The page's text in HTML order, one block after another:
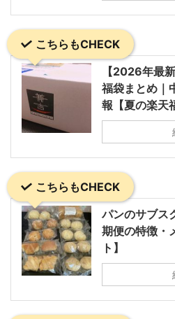
こちらもCHECK
【2026年最
福袋まとめ｜
報【夏の楽天
こちらもCHECK
パンのサブス
期便の特徴・
ト】